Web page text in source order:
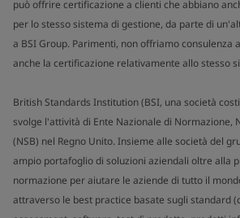
può offrire certificazione a clienti che abbiano
per lo stesso sistema di gestione, da parte di
a BSI Group. Parimenti, non offriamo consulenza
anche la certificazione relativamente allo stesso
British Standards Institution (BSI, una società
svolge l'attività di Ente Nazionale di Normazione,
(NSB) nel Regno Unito. Insieme alle società del
ampio portafoglio di soluzioni aziendali oltre alla
normazione per aiutare le aziende di tutto il
attraverso le best practice basate sugli standard